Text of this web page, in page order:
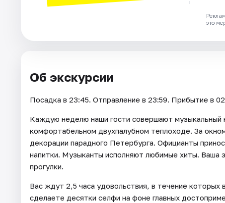
это
Об экскурсии
Посадка в 23:45. Отправление в 23:59. Прибытие в
Каждую неделю наши гости совершают музыкальный
комфортабельном двухпалубном теплоходе. За
декорации парадного Петербурга. Официанты
напитки. Музыканты исполняют любимые хиты. Ваша
прогулки.
Вас ждут 2,5 часа удовольствия, в течение
сделаете десятки селфи на фоне главных